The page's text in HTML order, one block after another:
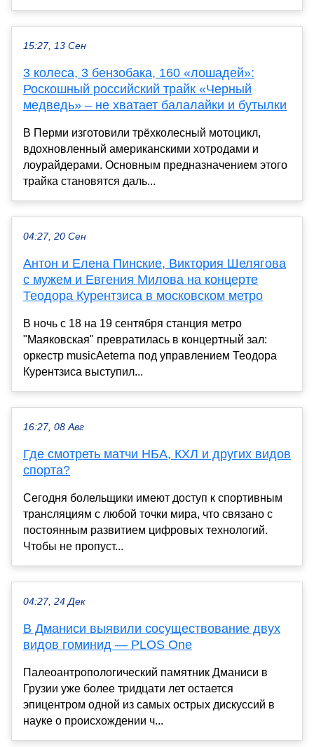
15:27, 13 Сен
3 колеса, 3 бензобака, 160 «лошадей»:
Роскошный российский трайк «Черный
медведь» – не хватает балалайки и бутылки
В Перми изготовили трёхколесный мотоцикл,
вдохновленный американскими хотродами и
лоурайдерами. Основным предназначением этого
трайка становятся даль...
04:27, 20 Сен
Антон и Елена Пинские, Виктория Шелягова
с мужем и Евгения Милова на концерте
Теодора Курентзиса в московском метро
В ночь с 18 на 19 сентября станция метро
"Маяковская" превратилась в концертный зал:
оркестр musicAeterna под управлением Теодора
Курентзиса выступил...
16:27, 08 Авг
Где смотреть матчи НБА, КХЛ и других видов
спорта?
Сегодня болельщики имеют доступ к спортивным
трансляциям с любой точки мира, что связано с
постоянным развитием цифровых технологий.
Чтобы не пропуст...
04:27, 24 Дек
В Дманиси выявили сосуществование двух
видов гоминид — PLOS One
Палеоантропологический памятник Дманиси в
Грузии уже более тридцати лет остается
эпицентром одной из самых острых дискуссий в
науке о происхождении ч...